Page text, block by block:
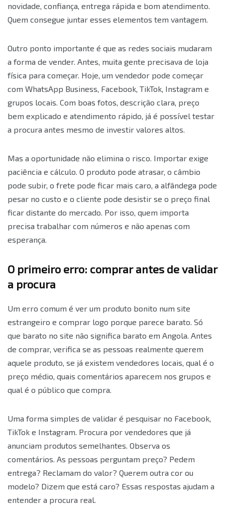
novidade, confiança, entrega rápida e bom atendimento.
Quem consegue juntar esses elementos tem vantagem.
Outro ponto importante é que as redes sociais mudaram
a forma de vender. Antes, muita gente precisava de loja
física para começar. Hoje, um vendedor pode começar
com WhatsApp Business, Facebook, TikTok, Instagram e
grupos locais. Com boas fotos, descrição clara, preço
bem explicado e atendimento rápido, já é possível testar
a procura antes mesmo de investir valores altos.
Mas a oportunidade não elimina o risco. Importar exige
paciência e cálculo. O produto pode atrasar, o câmbio
pode subir, o frete pode ficar mais caro, a alfândega pode
pesar no custo e o cliente pode desistir se o preço final
ficar distante do mercado. Por isso, quem importa
precisa trabalhar com números e não apenas com
esperança.
O primeiro erro: comprar antes de validar
a procura
Um erro comum é ver um produto bonito num site
estrangeiro e comprar logo porque parece barato. Só
que barato no site não significa barato em Angola. Antes
de comprar, verifica se as pessoas realmente querem
aquele produto, se já existem vendedores locais, qual é o
preço médio, quais comentários aparecem nos grupos e
qual é o público que compra.
Uma forma simples de validar é pesquisar no Facebook,
TikTok e Instagram. Procura por vendedores que já
anunciam produtos semelhantes. Observa os
comentários. As pessoas perguntam preço? Pedem
entrega? Reclamam do valor? Querem outra cor ou
modelo? Dizem que está caro? Essas respostas ajudam a
entender a procura real.